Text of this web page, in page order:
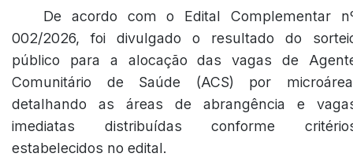
De acordo com o Edital Complementar
002/2026, foi divulgado o resultado do
público para a alocação das vagas de
Comunitário de Saúde (ACS) por
detalhando as áreas de abrangência e
imediatas distribuídas conforme
estabelecidos no edital.